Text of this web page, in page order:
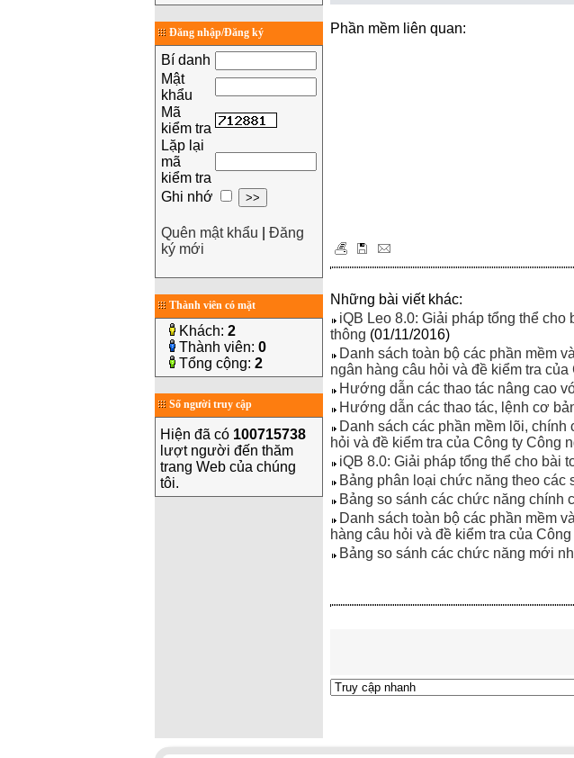
Đăng nhập/Đăng ký
Bí danh
Mật
khẩu
Mã
kiểm tra
Lặp lại
mã
kiểm tra
Ghi nhớ
Quên mật khẩu
Đăng
ký mới
Thành viên có mặt
Khách: 2
Thành viên: 0
Tổng cộng: 2
Số người truy cập
Hiện đã có 100715738
lượt người đến thăm
trang Web của chúng
tôi.
Phần mềm liên quan:
Những bài viết khác:
iQB Leo 8.0: Giải pháp tổng thể
thông (01/11/2016)
Danh sách toàn bộ các phần mềm
ngân hàng câu hỏi và đề kiểm tra
Hướng dẫn các thao tác nâng cao
Hướng dẫn các thao tác, lệnh cơ
Danh sách các phần mềm lõi,
hỏi và đề kiểm tra của Công ty Công
iQB 8.0: Giải pháp tổng thể cho bài
Bảng phân loại chức năng theo các
Bảng so sánh các chức năng chính
Danh sách toàn bộ các phần mềm
hàng câu hỏi và đề kiểm tra của
Bảng so sánh các chức năng mới